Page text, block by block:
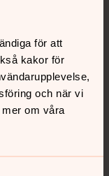
för att
kakor för
och när vi
om våra